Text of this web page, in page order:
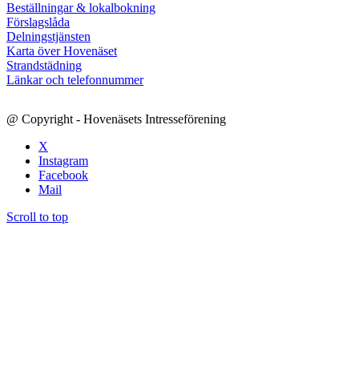
Beställningar & lokalbokning
Förslagslåda
Delningstjänsten
Karta över Hovenäset
Strandstädning
Länkar och telefonnummer
@ Copyright - Hovenäsets Intresseförening
X
Instagram
Facebook
Mail
Scroll to top